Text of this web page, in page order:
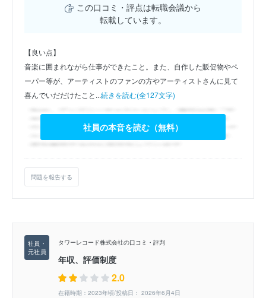
この口コミ・評点は転職会議から
転載しています。
【良い点】
音楽に囲まれながら仕事ができたこと。また、自作した販促物やペ
ーパー等が、アーティストのファンの方やアーティストさんに見て
喜んでいだだけたこと...続きを読む(全127文字)
社員の本音を読む（無料）
問題を報告する
タワーレコード株式会社の口コミ・評判
年収、評価制度
2.0
在籍時期：2023年頃/投稿日： 2026年6月4日